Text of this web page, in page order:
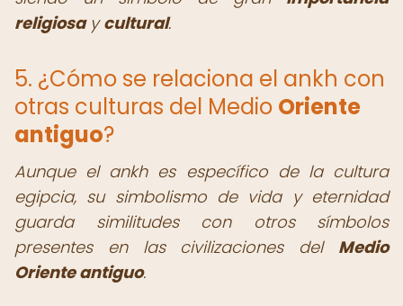
religiosaycultural.
5. ¿Cómo se relaciona el ankh con
otras culturas del Medio Oriente
antiguo?
Aunque el ankh es específico de la cultura
egipcia, su simbolismo de vida y eternidad
guarda similitudes con otros símbolos
presentes en las civilizaciones del Medio
Oriente antiguo.